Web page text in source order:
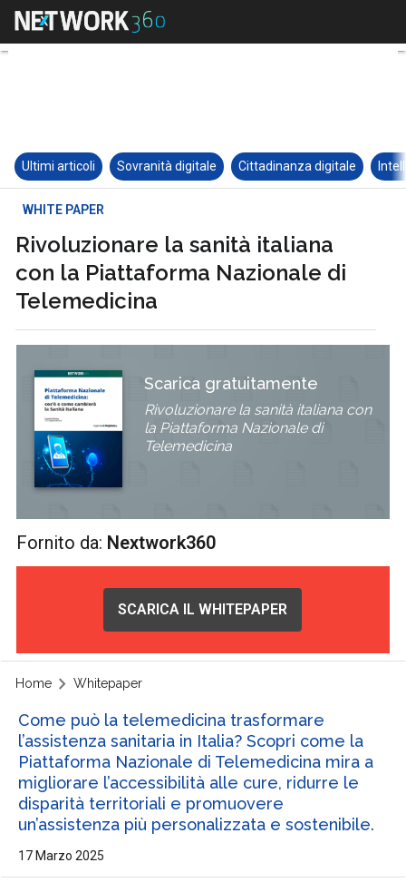
Ultimi articoli Sovranità digitale Cittadinanza digitale
WHITE PAPER
Rivoluzionare la sanità italiana
con la Piattaforma Nazionale di
Telemedicina
Scarica gratuitamente
Rivoluzionare la sanità italiana con
la Piattaforma Nazionale di
Telemedicina
Fornito da: Nextwork360
SCARICA IL WHITEPAPER
Home Whitepaper
Come può la telemedicina trasformare
l’assistenza sanitaria in Italia? Scopri come la
Piattaforma Nazionale di Telemedicina mira a
migliorare l’accessibilità alle cure, ridurre le
disparità territoriali e promuovere
un’assistenza più personalizzata e sostenibile.
17 Marzo 2025